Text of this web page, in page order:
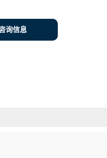
询信息